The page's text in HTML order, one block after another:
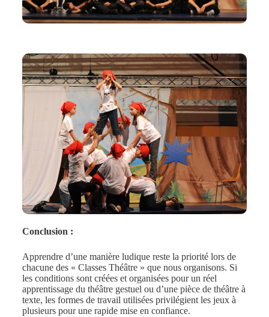
Conclusion :
Apprendre d’une manière ludique reste la priorité lors de
chacune des « Classes Théâtre » que nous organisons. Si
les conditions sont créées et organisées pour un réel
apprentissage du théâtre gestuel ou d’une pièce de théâtre à
texte, les formes de travail utilisées privilégient les jeux à
plusieurs pour une rapide mise en confiance.